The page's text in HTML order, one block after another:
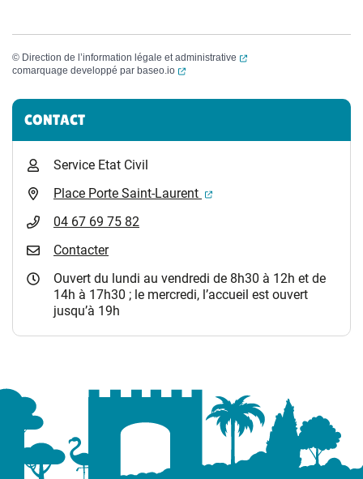
© Direction de l’information légale et administrative
(ouverture dans un
comarquage developpé par baseo.io (ouverture dans un nouvel onglet)
Informations complémentaires
CONTACT
Service Etat Civil
Place Porte Saint-Laurent
(ouverture dans un
04 67 69 75 82
Contacter
Ouvert du lundi au vendredi de 8h30 à 12h et de
14h à 17h30 ; le mercredi, l’accueil est ouvert
jusqu’à 19h